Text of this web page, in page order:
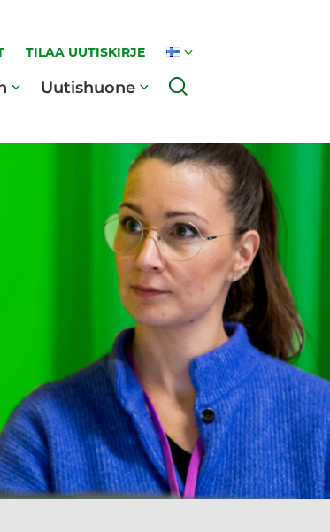
TILAA UUTISKIRJE
Uutishuone